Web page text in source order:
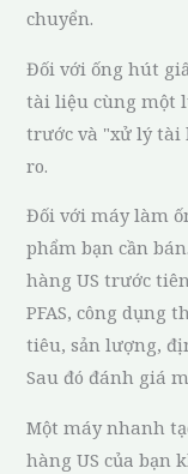
chuyển.
Đối với ống hút
tài liệu cùng một
trước và "xử lý tài
ro.
Đối với máy làm
phẩm bạn cần
hàng US trước
PFAS, công dụng
tiêu, sản lượng,
Sau đó đánh giá
Một máy nhanh
hàng US của bạn